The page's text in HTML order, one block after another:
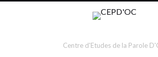
Centre d'Etudes de la Parole